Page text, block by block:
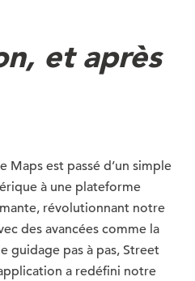
et après
Maps est passé d’un simple
à une plateforme
révolutionnant notre
des avancées comme la
guidage pas à pas, Street
a redéfini notre